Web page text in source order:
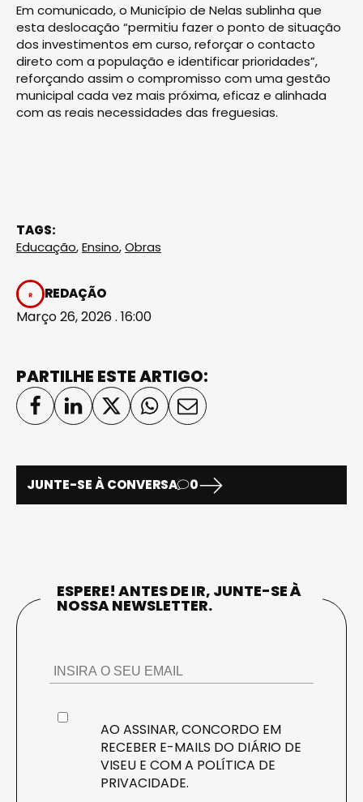
Em comunicado, o Município de Nelas sublinha que
esta deslocação “permitiu fazer o ponto de situação
dos investimentos em curso, reforçar o contacto
direto com a população e identificar prioridades”,
reforçando assim o compromisso com uma gestão
municipal cada vez mais próxima, eficaz e alinhada
com as reais necessidades das freguesias.
TAGS:
Educação,Ensino,Obras
REDAÇÃO
Março 26, 2026 . 16:00
PARTILHE ESTE ARTIGO:
JUNTE-SE À CONVERSA 0
ESPERE! ANTES DE IR, JUNTE-SE À
NOSSA NEWSLETTER.
AO ASSINAR, CONCORDO EM
RECEBER E-MAILS DO DIÁRIO DE
VISEU E COM A POLÍTICA DE
PRIVACIDADE.